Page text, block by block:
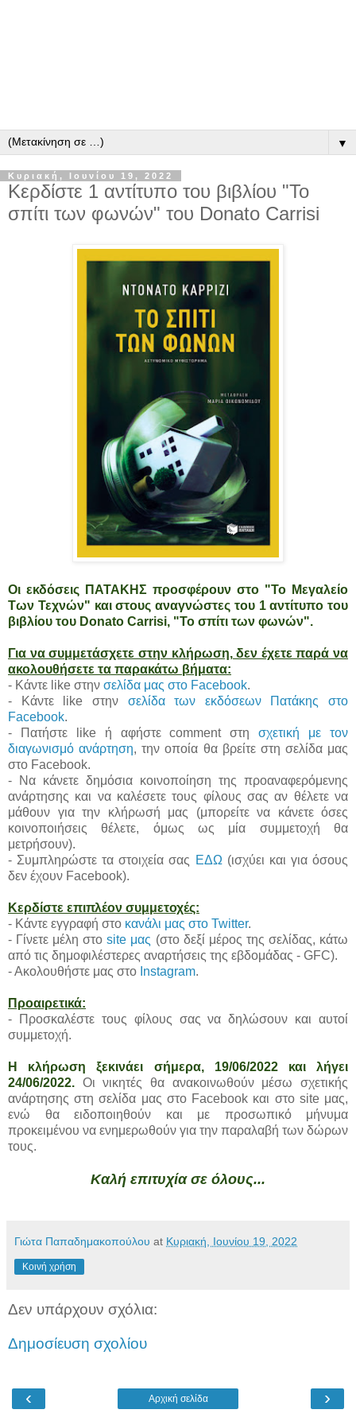
▼
Κυριακή, Ιουνίου 19, 2022
Κερδίστε 1 αντίτυπο του βιβλίου "Το
σπίτι των φωνών" του Donato Carrisi
Οι εκδόσεις ΠΑΤΑΚΗΣ προσφέρουν στο "Το Μεγαλείο
Των Τεχνών" και στους αναγνώστες του 1 αντίτυπο του
βιβλίου του Donato Carrisi, "Το σπίτι των φωνών".
Για να συμμετάσχετε στην κλήρωση, δεν έχετε παρά να
ακολουθήσετε τα παρακάτω βήματα:
- Κάντε like στην σελίδα μας στο Facebook.
- Κάντε like στην σελίδα των εκδόσεων Πατάκης στο
Facebook.
- Πατήστε like ή αφήστε comment στησχετική με τον
διαγωνισμό ανάρτηση, την οποία θα βρείτε στη σελίδα μας
στο Facebook.
- Να κάνετε δημόσια κοινοποίηση της προαναφερόμενης
ανάρτησης και να καλέσετε τους φίλους σας αν θέλετε να
μάθουν για την κλήρωσή μας (μπορείτε να κάνετε όσες
κοινοποιήσεις θέλετε, όμως ως μία συμμετοχή θα
μετρήσουν).
- Συμπληρώστε τα στοιχεία σας ΕΔΩ (ισχύει και για όσους
δεν έχουν Facebook).
Κερδίστε επιπλέον συμμετοχές:
- Κάντε εγγραφή στο κανάλι μας στο Twitter.
- Γίνετε μέλη στοsite μας (στο δεξί μέρος της σελίδας, κάτω
από τις δημοφιλέστερες αναρτήσεις της εβδομάδας - GFC).
- Ακολουθήστε μας στο Instagram.
Προαιρετικά:
- Προσκαλέστε τους φίλους σας να δηλώσουν και αυτοί
συμμετοχή.
Η κλήρωση ξεκινάει σήμερα, 19/06/2022 και λήγει
24/06/2022. Οι νικητές θα ανακοινωθούν μέσω σχετικής
ανάρτησης στη σελίδα μας στο Facebook και στο site μας,
ενώ θα ειδοποιηθούν και με προσωπικό μήνυμα
προκειμένου να ενημερωθούν για την παραλαβή των δώρων
τους.
Καλή επιτυχία σε όλους...
Γιώτα Παπαδημακοπούλου at Κυριακή, Ιουνίου 19, 2022
Κοινή χρήση
Δεν υπάρχουν σχόλια:
Δημοσίευση σχολίου
‹ ›
Αρχική σελίδα